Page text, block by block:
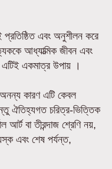
প্রতিষ্ঠিত এবং অনুশীলন করে
আধ্যাত্মিক জীবন এবং
এটিই একমাত্র উপায় ।
কারণ এটি কেবল
ঐতিহ্যগত চরিত্র-ভিত্তিক
আর্ট বা তীরন্দাজ শ্রেণি নয়,
এবং শেষ পর্যন্ত,